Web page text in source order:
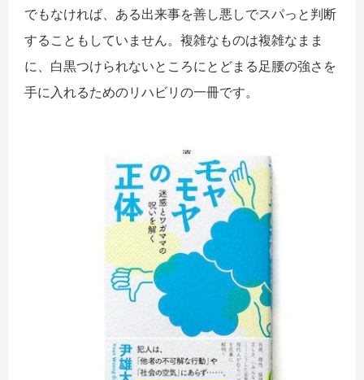
でもなければ、ある出来事を善し悪しでスパっと判断
することもしていません。複雑なものは複雑なまま
に、白黒つけられないところにとどまる足腰の強さを
手に入れるためのリハビリの一冊です。